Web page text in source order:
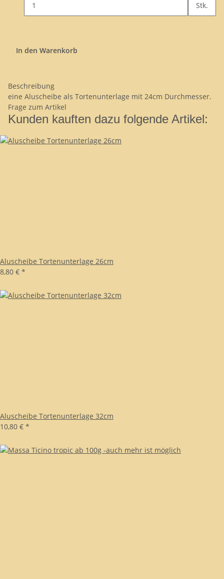
Stk.
In den Warenkorb
Beschreibung
eine Aluscheibe als Tortenunterlage mit 24cm Durchmesser.
Frage zum Artikel
Kunden kauften dazu folgende Artikel:
Aluscheibe Tortenunterlage 26cm
8,80 € *
Aluscheibe Tortenunterlage 32cm
10,80 € *